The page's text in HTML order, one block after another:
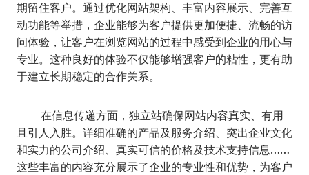
期留住客户。通过优化网站架构、丰富内容展示、完善互
动功能等举措，企业能够为客户提供更加便捷、流畅的访
问体验，让客户在浏览网站的过程中感受到企业的用心与
专业。这种良好的体验不仅能够增强客户的粘性，更有助
于建立长期稳定的合作关系。
在信息传递方面，独立站确保网站内容真实、有用
且引人入胜。详细准确的产品及服务介绍、突出企业文化
和实力的公司介绍、真实可信的价格及技术支持信息……
这些丰富的内容充分展示了企业的专业性和优势，为客户